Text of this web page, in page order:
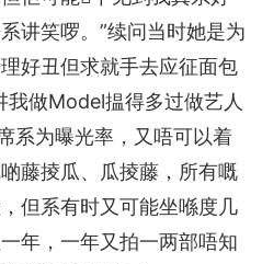
讲笑啰。”续问当时她是为
好丑但求就手去应征面包
我做Model揾得多过做艺人
系为曝光率，又唔可以着
藤掕瓜、瓜掕藤，所有嘅
但系有时又可能坐喺度几
年，一年又拍一两部唔知